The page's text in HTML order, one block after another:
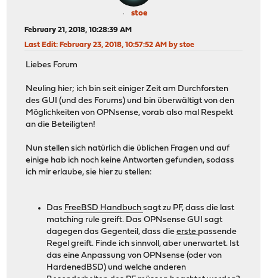
stoe
February 21, 2018, 10:28:39 AM
Last Edit: February 23, 2018, 10:57:52 AM by stoe
Liebes Forum
Neuling hier; ich bin seit einiger Zeit am Durchforsten
des GUI (und des Forums) und bin überwältigt von den
Möglichkeiten von OPNsense, vorab also mal Respekt
an die Beteiligten!
Nun stellen sich natürlich die üblichen Fragen und auf
einige hab ich noch keine Antworten gefunden, sodass
ich mir erlaube, sie hier zu stellen:
Das FreeBSD Handbuchsagt zu PF, dass die last
matching rule greift. Das OPNsense GUI sagt
dagegen das Gegenteil, dass dieerste passende
Regel greift. Finde ich sinnvoll, aber unerwartet. Ist
das eine Anpassung von OPNsense (oder von
HardenedBSD) und welche anderen